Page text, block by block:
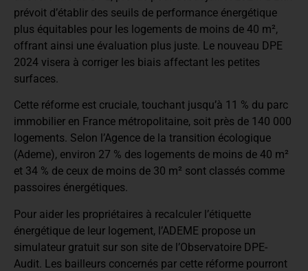
prévoit d’établir des seuils de performance énergétique
plus équitables pour les logements de moins de 40 m²,
offrant ainsi une évaluation plus juste. Le nouveau DPE
2024 visera à corriger les biais affectant les petites
surfaces.
Cette réforme est cruciale, touchant jusqu’à 11 % du parc
immobilier en France métropolitaine, soit près de 140 000
logements. Selon l’Agence de la transition écologique
(Ademe), environ 27 % des logements de moins de 40 m²
et 34 % de ceux de moins de 30 m² sont classés comme
passoires énergétiques.
Pour aider les propriétaires à recalculer l’étiquette
énergétique de leur logement, l’ADEME propose un
simulateur gratuit sur son site de l’Observatoire DPE-
Audit. Les bailleurs concernés par cette réforme pourront